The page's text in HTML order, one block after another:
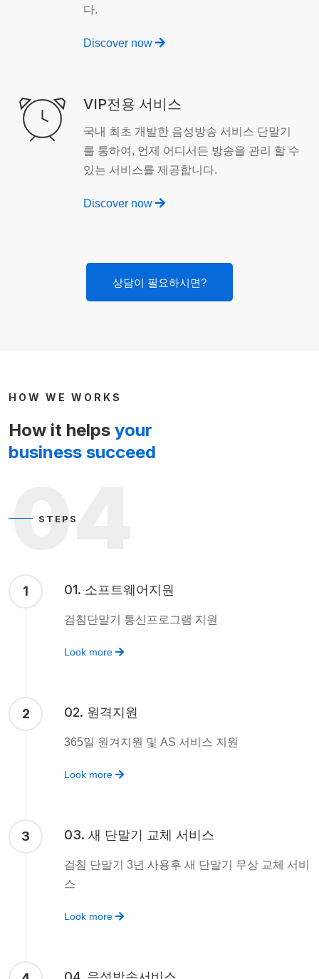
다.
Discover now
VIP전용 서비스
국내 최초 개발한 음성방송 서비스 단말기
를 통하여, 언제 어디서든 방송을 관리 할 수
있는 서비스를 제공합니다.
Discover now
상담이 필요하시면?
HOW WE WORKS
How it helps your
business succeed
04
STEPS
1 01. 소프트웨어지원
검침단말기 통신프로그램 지원
Look more
2 02. 원격지원
365일 원겨지원 및 AS 서비스 지원
Look more
3 03. 새 단말기 교체 서비스
검침 단말기 3년 사용후 새 단말기 무상 교체 서비
스
Look more